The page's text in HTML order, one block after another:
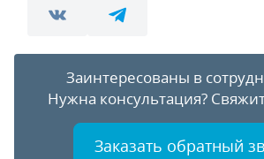
Заинтересованы в
Нужна консультация?
Заказать обратный